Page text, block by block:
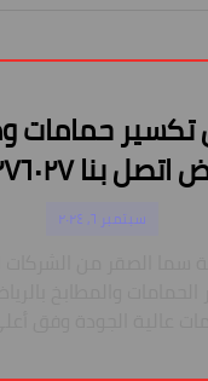
تكسير حمامات
بنا ٠٥٠٦٢٧٦٠٢٧
سبتمبر ٦, ٢٠٢٤